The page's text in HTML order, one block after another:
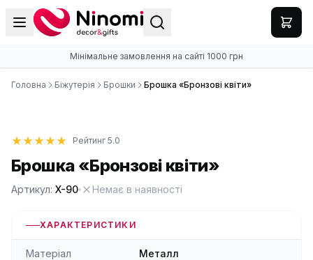
Мінімальне замовлення на сайті 1000 грн
Головна Біжутерія Брошки Брошка «Бронзові квіти»
Рейтинг 5.0
Брошка «Бронзові квіти»
Артикул: X-90 Немає в наявності
ХАРАКТЕРИСТИКИ
Матеріал Металл